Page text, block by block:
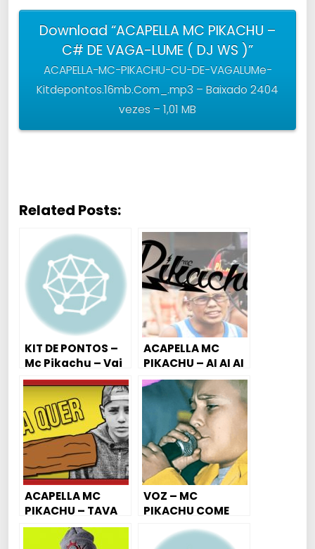
Download “ACAPELLA MC PIKACHU –
C# DE VAGA-LUME ( DJ WS )”
ACAPELLA-MC-PIKACHU-CU-DE-VAGALUMe-
Kitdepontos.16mb.Com_.mp3 – Baixado 2404
vezes – 1,01 MB
Related Posts:
KIT DE PONTOS –
Mc Pikachu – Vai
Toma ( DJ Nan )
ACAPELLA MC
PIKACHU – AI AI AI
ACAPELLA MC
PIKACHU – TAVA
NO FLUXO – DJ
JEFFINHO
VOZ – MC
PIKACHU COME
(DJWALLACENK)